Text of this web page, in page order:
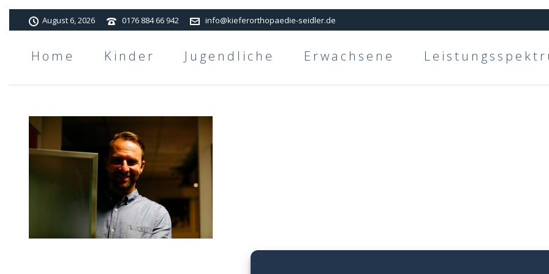
August 6, 2026 0176 884 66 942 info@kieferorthopaedie-seidler.de
Home Kinder Jugendliche Erwachsene